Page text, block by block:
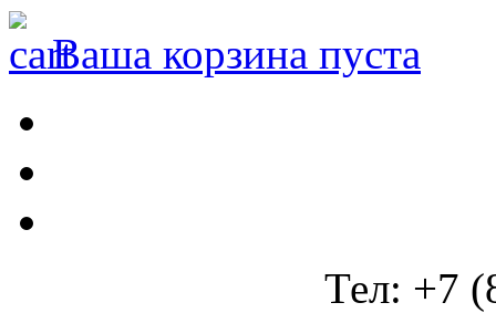
Ваша корзина пуста
Тел: +7